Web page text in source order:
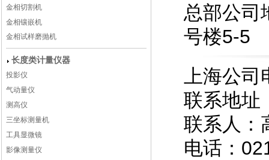
金相切割机
金相镶嵌机
金相试样磨抛机
长度类计量仪器
投影仪
气动量仪
测高仪
三坐标测量机
工具显微镜
影像测量仪
总部公司
号楼5-5
上海公
联系地址
联系人：
电话：